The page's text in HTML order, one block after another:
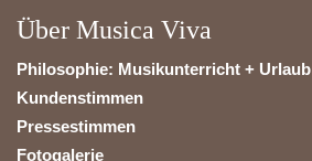
Über Musica Viva
Philosophie: Musikunterricht + Urlaub
Kundenstimmen
Pressestimmen
Fotogalerie